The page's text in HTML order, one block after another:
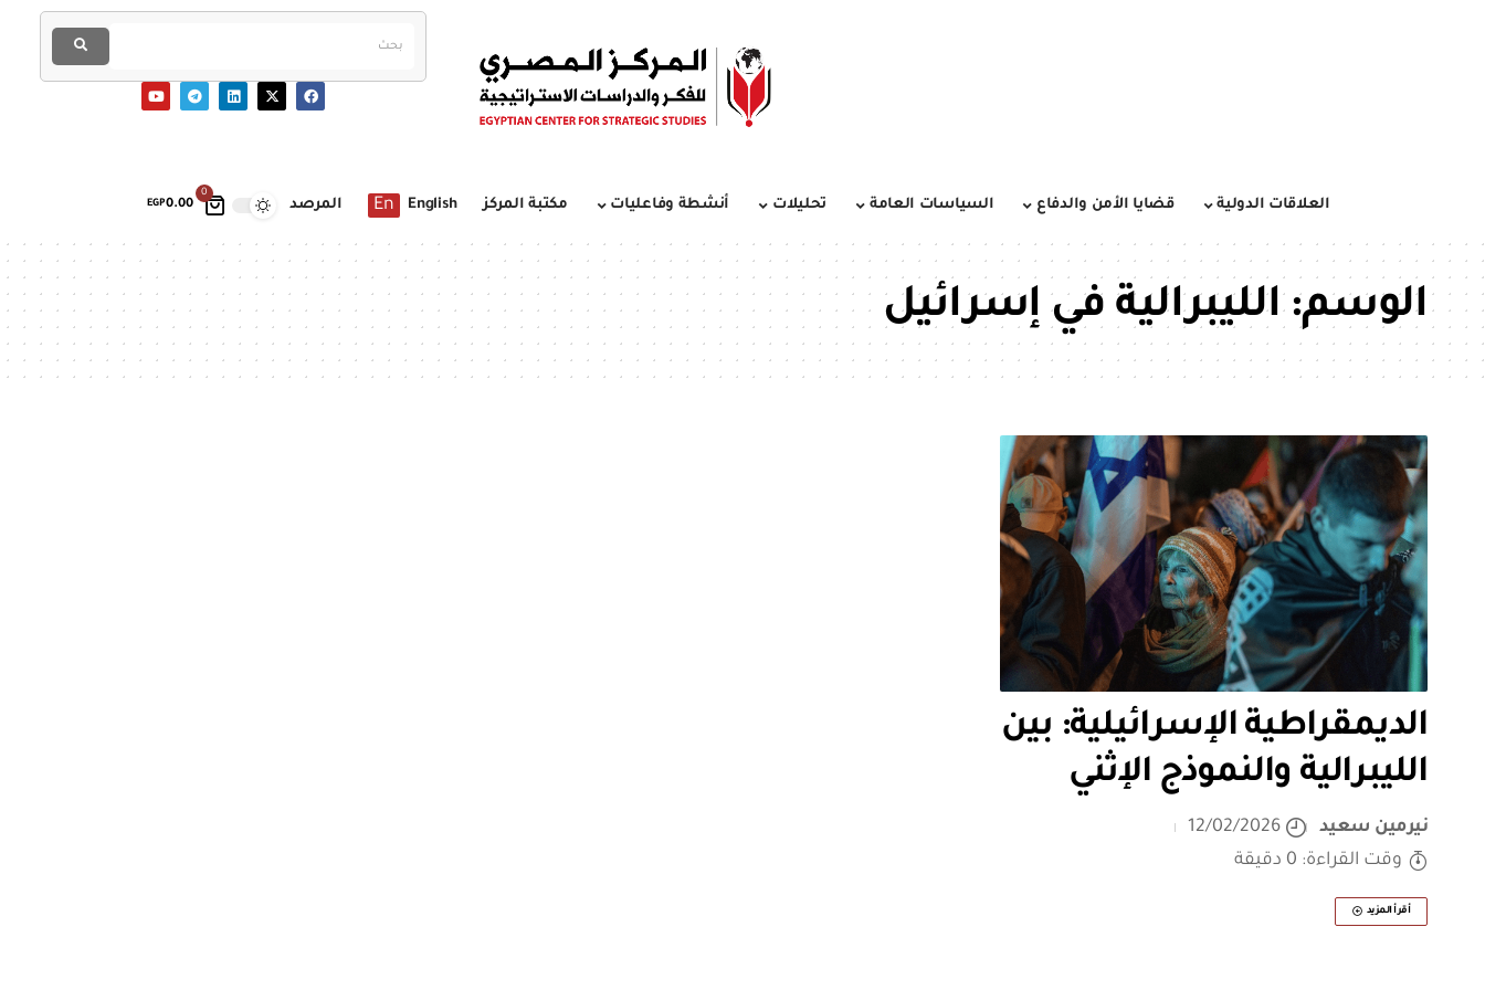
0
EGP0.00 العلاقات الدولية قضايا الأمن والدفاع السياسات العامة تحليلات أنشطة وفاعليات مكتبة المركز English
En المرصد
الوسم:الليبرالية في إسرائيل
الديمقراطية الإسرائيلية: بين
الليبرالية والنموذج الإثني
نيرمين سعيد
12/02/2026
وقت القراءة: 0 دقيقة
أقرأ المزيد